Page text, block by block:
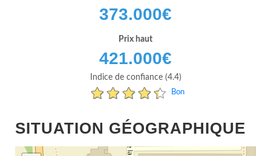
373.000€
Prix haut
421.000€
Indice de confiance (4.4)
Bon
SITUATION GÉOGRAPHIQUE